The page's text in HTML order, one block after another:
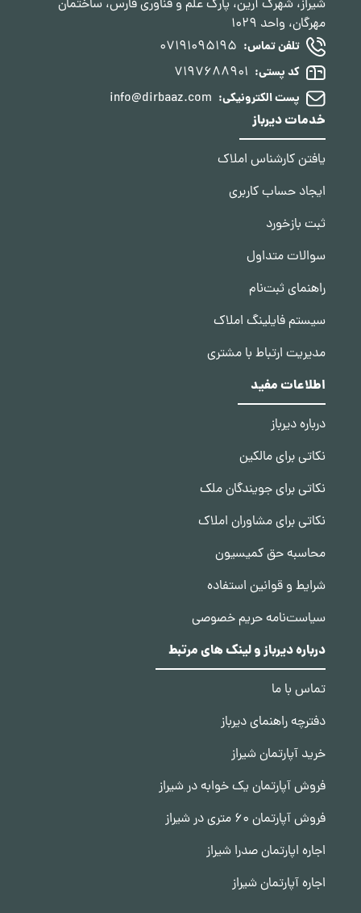
شیراز، شهرک آرین، پارک علم و فناوری فارس، ساختمان
مهرگان، واحد 1029
تلفن تماس: 07191095195
کد پستی: 7197688901
پست الکترونیکی: info@dirbaaz.com
خدمات دیرباز
یافتن کارشناس املاک
ایجاد حساب کاربری
ثبت بازخورد
سوالات متداول
راهنمای ثبت‌نام
سیستم فایلینگ املاک
مدیریت ارتباط با مشتری
اطلاعات مفید
درباره دیرباز
نکاتی برای مالکین
نکاتی برای جویندگان ملک
نکاتی برای مشاوران املاک
محاسبه حق کمیسیون
شرایط و قوانین استفاده
سیاست‌نامه حریم خصوصی
درباره دیرباز و لینک های مرتبط
تماس با ما
دفترچه راهنمای دیرباز
خرید آپارتمان شیراز
فروش آپارتمان یک خوابه در شیراز
فروش آپارتمان 60 متری در شیراز
اجاره اپارتمان صدرا شیراز
اجاره آپارتمان شیراز